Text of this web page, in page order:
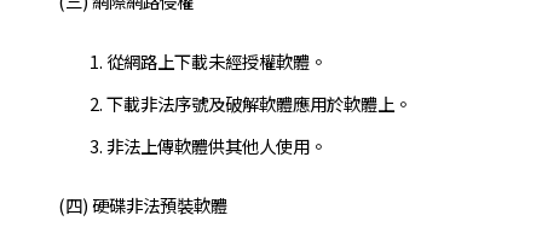
從網路上下載未經授權軟體。
下載非法序號及破解軟體應用於軟體上。
非法上傳軟體供其他人使用。
(四) 硬碟非法預裝軟體